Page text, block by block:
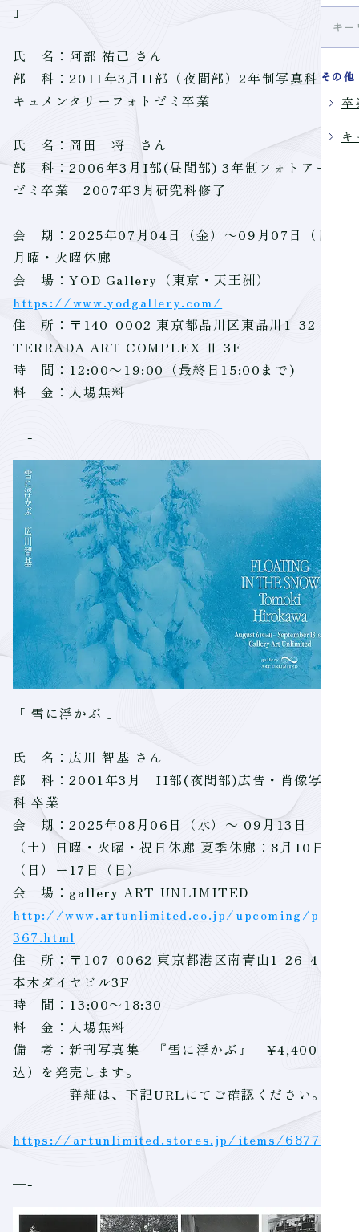
その他
卒
キ
」
氏 名：阿部 祐己 さん
部 科：2011年3月II部（夜間部）2年制写真科 ド
キュメンタリーフォトゼミ卒業
氏 名：岡田 将 さん
部 科：2006年3月I部(昼間部) 3年制フォトアート
ゼミ卒業 2007年3月研究科修了
会 期：2025年07月04日（金）～09月07日（日）
月曜・火曜休廊
会 場：YOD Gallery（東京・天王洲）
https://www.yodgallery.com/
住 所：〒140-0002 東京都品川区東品川1-32-8
TERRADA ART COMPLEX Ⅱ 3F
時 間：12:00～19:00（最終日15:00まで)
料 金：入場無料
—-
「 雪に浮かぶ 」
氏 名：広川 智基 さん
部 科：2001年3月 II部(夜間部)広告・肖像写真
科 卒業
会 期：2025年08月06日（水）～ 09月13日
（土）日曜・火曜・祝日休廊 夏季休廊：8月10日
（日）ー17日（日）
会 場：gallery ART UNLIMITED
http://www.artunlimited.co.jp/upcoming/post-
367.html
住 所：〒107-0062 東京都港区南青山1-26-4 六
本木ダイヤビル3F
時 間：13:00～18:30
料 金：入場無料
備 考：新刊写真集 『雪に浮かぶ』 ¥4,400（税
込）を発売します。
詳細は、下記URLにてご確認ください。
https://artunlimited.stores.jp/items/
—-